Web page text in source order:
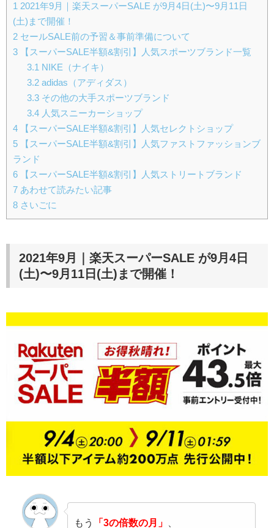
1 2021年9月｜楽天スーパーSALE が9月4日(土)〜9月11日
(土)まで開催！
2 セールSALE前の予習＆事前準備について
3 【スーパーSALE半額&割引】人気スポーツブランド一覧
3.1 NIKE（ナイキ）
3.2adidas（アディダス）
3.3その他の大手スポーツブランド
3.4人気スニーカーショップ
4 【スーパーSALE半額&割引】人気セレクトショップ
5 【スーパーSALE半額&割引】人気ファストファッションブ
ランド
6 【スーパーSALE半額&割引】人気ストリートブランド
7 あわせて読みたい記事
8 さいごに
2021年9月｜楽天スーパーSALE が9月4日
(土)〜9月11日(土) まで開催！
もう 「3の倍数の月」